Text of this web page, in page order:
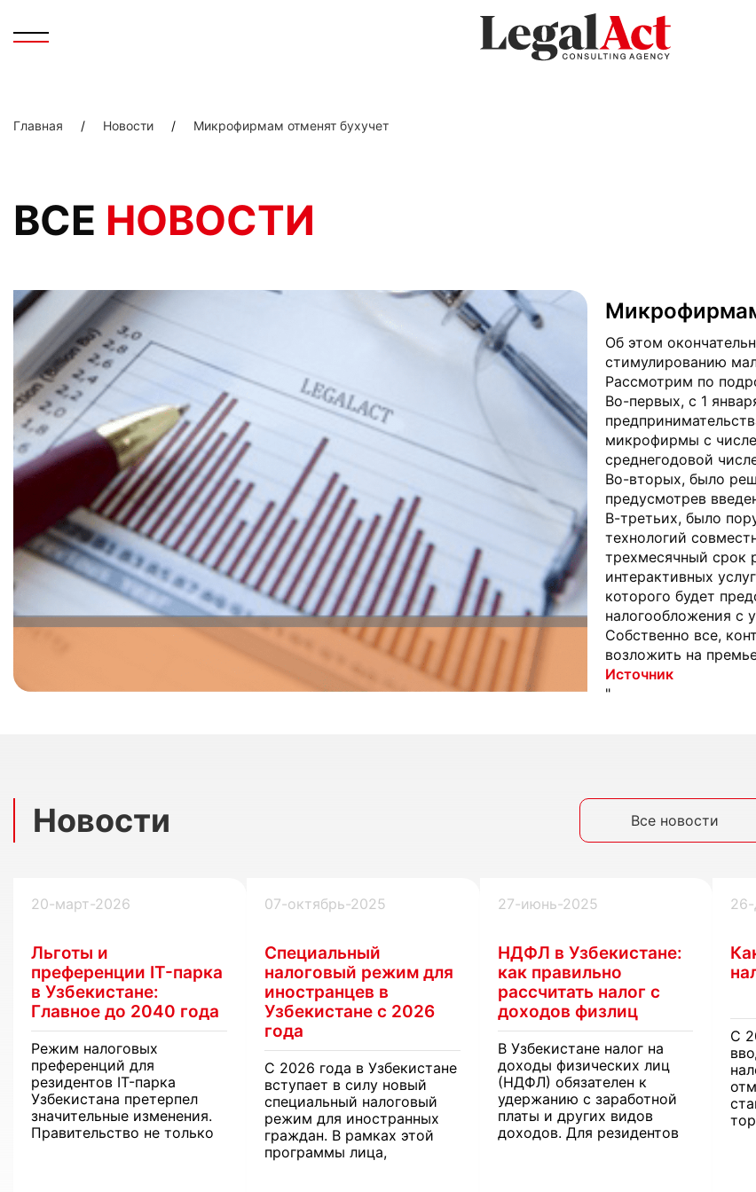
Главная / Новости / Микрофирмам отменят бухучет
ВСЕ НОВОСТИ
Об этом
стимулированию
Рассмотрим по
Во-первых, с 1
микрофирмы с
среднегодовой
Во-вторых, было
предусмотрев
В-третьих, было
технологий
трехмесячный срок
интерактивных
которого будет
налогообложения с
Собственно все,
возложить на
Источник
"
Новости Все новости
20-март-2026
Льготы и
преференции IT-парка
в Узбекистане:
Главное до 2040 года
Режим налоговых
преференций для
резидентов IT-парка
Узбекистана претерпел
значительные изменения.
Правительство не только
07-октябрь-2025
Специальный
налоговый режим для
иностранцев в
Узбекистане с 2026
года
С 2026 года в Узбекистане
вступает в силу новый
специальный налоговый
режим для иностранных
граждан. В рамках этой
программы лица,
27-июнь-2025
НДФЛ в Узбекистане:
как правильно
рассчитать налог с
доходов физлиц
В Узбекистане налог на
доходы физических лиц
(НДФЛ) обязателен к
удержанию с заработной
платы и других видов
доходов. Для резидентов
С